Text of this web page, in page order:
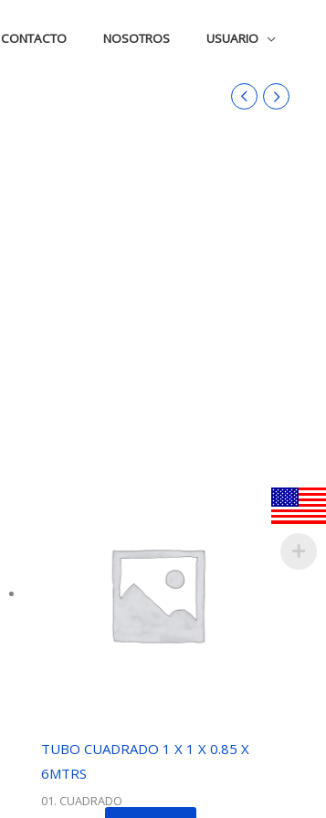
CONTACTO NOSOTROS USUARIO
TUBO CUADRADO 1 X 1 X 0.85 X
6MTRS
01. CUADRADO